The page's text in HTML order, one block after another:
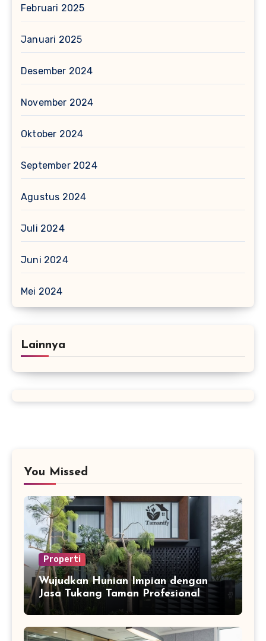
Februari 2025
Januari 2025
Desember 2024
November 2024
Oktober 2024
September 2024
Agustus 2024
Juli 2024
Juni 2024
Mei 2024
Lainnya
You Missed
Properti
Wujudkan Hunian Impian dengan
Jasa Tukang Taman Profesional